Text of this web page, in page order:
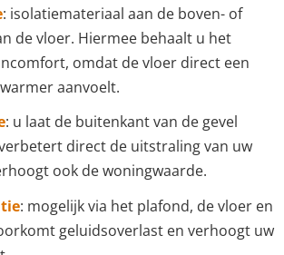
: isolatiemateriaal aan de boven- of
de vloer. Hiermee behaalt u het
omdat de vloer direct een
aanvoelt.
: u laat de buitenkant van de gevel
direct de uitstraling van uw
ook de woningwaarde.
: mogelijk via het plafond, de vloer en
geluidsoverlast en verhoogt uw